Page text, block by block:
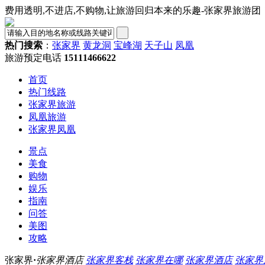
费用透明,不进店,不购物,让旅游回归本来的乐趣-张家界旅游团
热门搜索 ： 张家界 黄龙洞 宝峰湖 天子山 凤凰
旅游预定电话 15111466622
首页
热门线路
张家界旅游
凤凰旅游
张家界凤凰
景点
美食
购物
娱乐
指南
问答
美图
攻略
张家界·张家界酒店 张家界客栈 张家界在哪 张家界酒店 张家